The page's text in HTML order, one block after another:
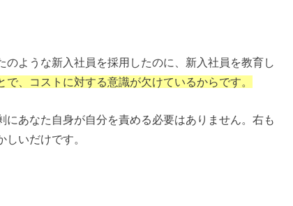
ような新入社員を採用したのに、新入社員を教育し
、コストに対する意識が欠けているからです。
あなた自身が自分を責める必要はありません。右も
いだけです。